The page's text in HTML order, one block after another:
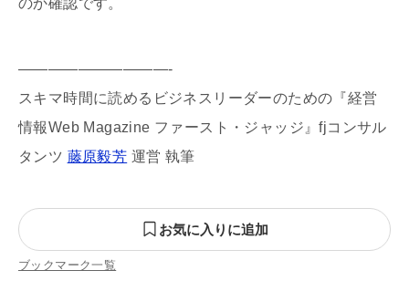
——————————-
スキマ時間に読めるビジネスリーダーのための『経営
情報Web Magazine ファースト・ジャッジ』fjコンサル
タンツ 藤原毅芳 運営 執筆
お気に入りに追加
ブックマーク一覧